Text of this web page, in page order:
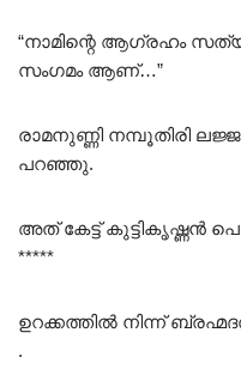
“നാമിന്റെ ആഗ്രഹം
സംഗമം ആണ്…”
രാമനുണ്ണി നമ്പൂതിരി
പറഞ്ഞു.
അത് കേട്ട് കുട്ടികൃഷ്ണൻ
*****
ഉറക്കത്തിൽ നിന്ന്
.